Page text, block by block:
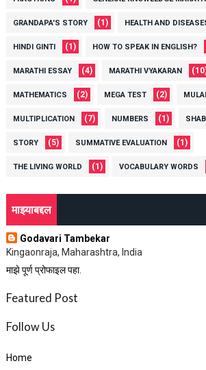
GRANDAPA'S STORY (1) HEALTH AND
HINDI GINTI (1) HOW TO SPEAK IN ENGLISH?
MARATHI ESSAY (4) MARATHI VYAKARAN
MATHEMATICS (2) MEGA TEST (2)
MULTIPLICATION (7) NUMBERS (1)
STORY (5) SUMMATIVE EVALUATION (1)
THE LIVING WORLD (1) VOCABULARY WORDS
माझ्याबद्दल
Godavari Tambekar
Kingaonraja, Maharashtra, India
माझे पूर्ण प्रोफाइल पहा.
Featured Post
Follow Us
Home